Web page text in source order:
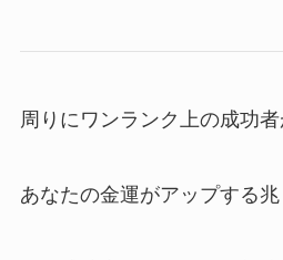
周りにワンランク上の成功
あなたの金運がアップする兆